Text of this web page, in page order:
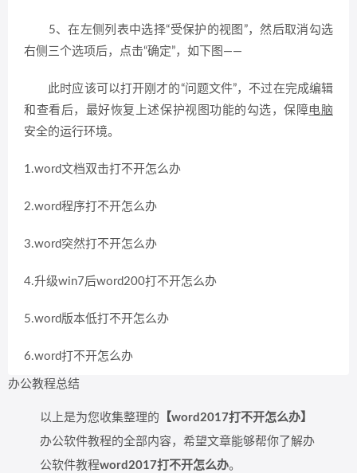
5、在左侧列表中选择“受保护的视图”，然后取消勾选
右侧三个选项后，点击“确定”，如下图——
此时应该可以打开刚才的“问题文件”，不过在完成编辑
和查看后，最好恢复上述保护视图功能的勾选，保障电脑
安全的运行环境。
1.word文档双击打不开怎么办
2.word程序打不开怎么办
3.word突然打不开怎么办
4.升级win7后word200打不开怎么办
5.word版本低打不开怎么办
6.word打不开怎么办
办公教程总结
以上是为您收集整理的 【word2017打不开怎么办】
办公软件教程的全部内容，希望文章能够帮你了解办
公软件教程word2017打不开怎么办。